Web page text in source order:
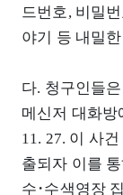
드번호, 비밀
야기 등 내밀
다. 청구인들
메신저 대화방
11. 27. 이 사
출되자 이를
수･수색영장